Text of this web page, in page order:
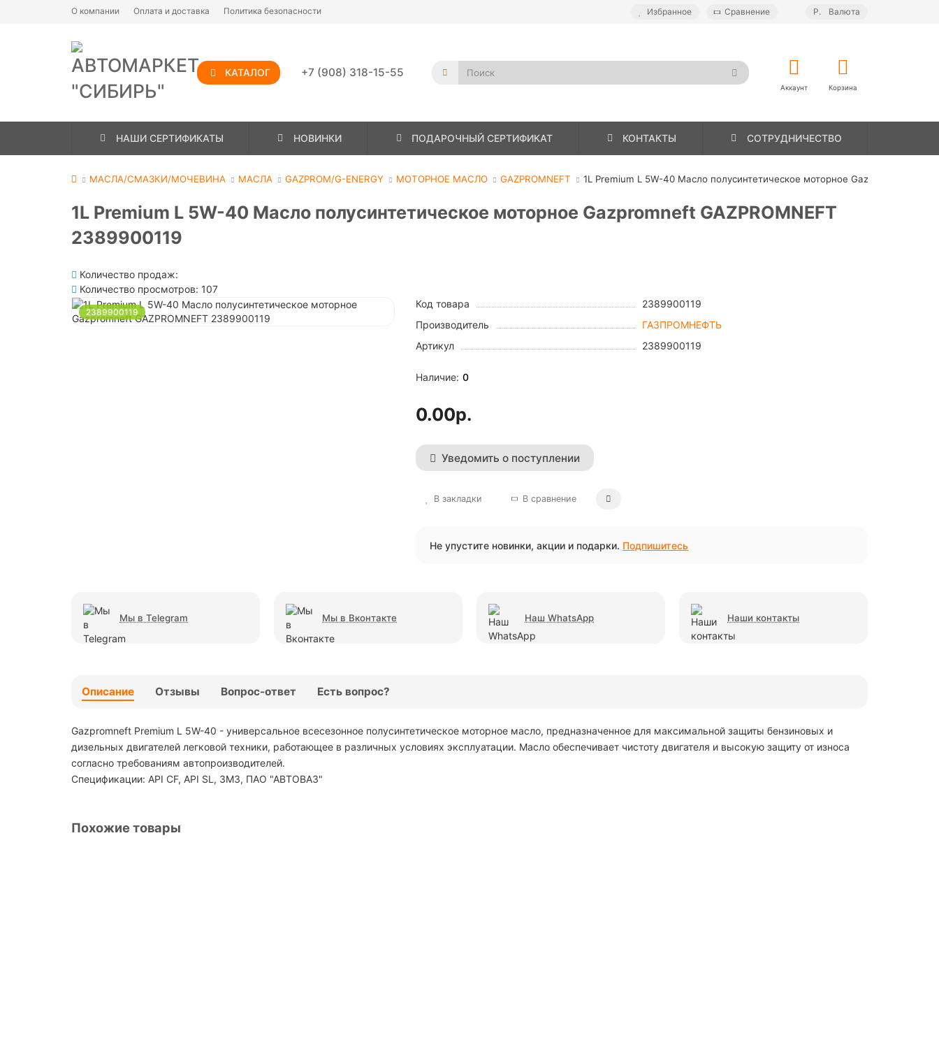
О компании Оплата и доставка Политика безопасности Избранное Сравнение Р. Валюта
КАТАЛОГ +7 (908) 318-15-55
Аккаунт Корзина
НАШИ СЕРТИФИКАТЫ НОВИНКИ ПОДАРОЧНЫЙ СЕРТИФИКАТ КОНТАКТЫ СОТРУДНИЧЕСТВО
МАСЛА/СМАЗКИ/МОЧЕВИНА МАСЛА GAZPROM/G-ENERGY МОТОРНОЕ МАСЛО GAZPROMNEFT 1L Premium L 5W-40 Масло полусинтетическое моторное Gazpromneft
1L Premium L 5W-40 Масло полусинтетическое моторное Gazpromneft GAZPROMNEFT
2389900119
Количество продаж:
Количество просмотров: 107
2389900119
Код товара
2389900119
Производитель
ГАЗПРОМНЕФТЬ
Артикул
2389900119
0
0.00р.
Уведомить о поступлении
В закладки В сравнение
Не упустите новинки, акции и подарки. Подпишитесь
Мы в Telegram Мы в Вконтакте Наш WhatsApp Наши контакты
Описание Отзывы Вопрос-ответ Есть вопрос?
Gazpromneft Premium L 5W-40 - универсальное всесезонное полусинтетическое моторное масло, предназначенное для максимальной защиты бензиновых и
дизельных двигателей легковой техники, работающее в различных условиях эксплуатации. Масло обеспечивает чистоту двигателя и высокую защиту от износа
согласно требованиям автопроизводителей.
Спецификации: API CF, API SL, ЗМЗ, ПАО "АВТОВАЗ"
Похожие товары